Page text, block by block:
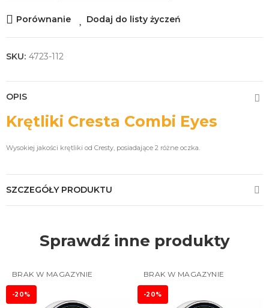
Porównanie Dodaj do listy życzeń
SKU: 4723-112
OPIS
Krętliki Cresta Combi Eyes
Wysokiej jakości krętliki od Cresty, posiadające 2 różne oczka.
SZCZEGÓŁY PRODUKTU
Sprawdź inne produkty
BRAK W MAGAZYNIE
-20%
BRAK W MAGAZYNIE
-20%